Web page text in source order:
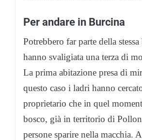
Per andare in Burcina
Potrebbero far parte della
hanno svaligiata una terza di
La prima abitazione presa di
questo caso i ladri hanno
proprietario che in quel
bosco, già in territorio di
persone sparire nella